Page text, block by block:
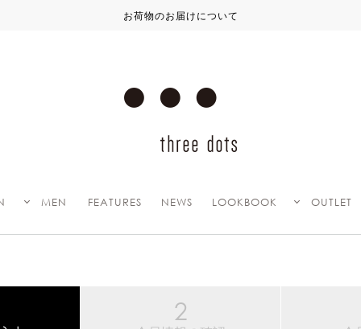
お荷物のお届けについて
MEN FEATURES NEWS LOOKBOOK OUTLET